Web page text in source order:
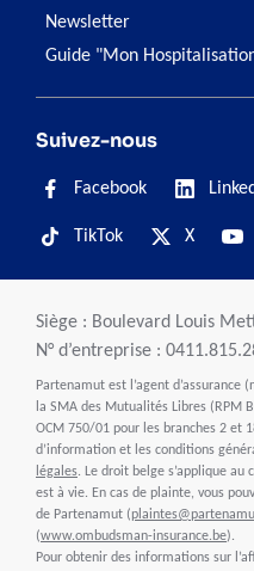
Newsletter
Guide "Mon
Suivez-nous
Facebook
TikTok X
Siège : Boulevard Louis
N° d’entreprise :
Partenamut est l’agent d’assurance
la SMA des Mutualités Libres (RPM
OCM 750/01 pour les branches 2 et
d’information et les conditions
légales. Le droit belge s’applique au
est à vie. En cas de plainte, vous
de Partenamut (
(www.ombudsman-insurance.be).
Pour obtenir des informations sur